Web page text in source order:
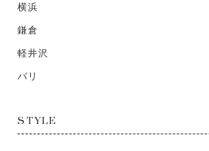
横浜
鎌倉
軽井沢
バリ
STYLE